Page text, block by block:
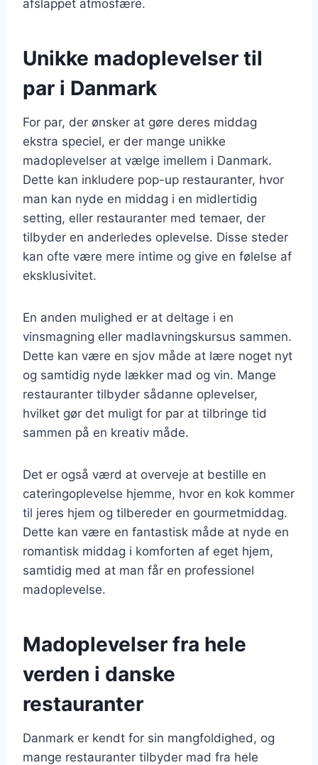
afslappet atmosfære.
Unikke madoplevelser til
par i Danmark
For par, der ønsker at gøre deres middag
ekstra speciel, er der mange unikke
madoplevelser at vælge imellem i Danmark.
Dette kan inkludere pop-up restauranter, hvor
man kan nyde en middag i en midlertidig
setting, eller restauranter med temaer, der
tilbyder en anderledes oplevelse. Disse steder
kan ofte være mere intime og give en følelse af
eksklusivitet.
En anden mulighed er at deltage i en
vinsmagning eller madlavningskursus sammen.
Dette kan være en sjov måde at lære noget nyt
og samtidig nyde lækker mad og vin. Mange
restauranter tilbyder sådanne oplevelser,
hvilket gør det muligt for par at tilbringe tid
sammen på en kreativ måde.
Det er også værd at overveje at bestille en
cateringoplevelse hjemme, hvor en kok kommer
til jeres hjem og tilbereder en gourmetmiddag.
Dette kan være en fantastisk måde at nyde en
romantisk middag i komforten af eget hjem,
samtidig med at man får en professionel
madoplevelse.
Madoplevelser fra hele
verden i danske
restauranter
Danmark er kendt for sin mangfoldighed, og
mange restauranter tilbyder mad fra hele